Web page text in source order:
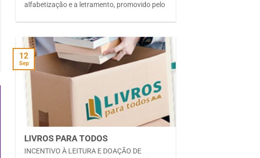
alfabetização e a letramento, promovido pelo
LIVROS PARA TODOS
INCENTIVO À LEITURA E DOAÇÃO DE
12
Sep